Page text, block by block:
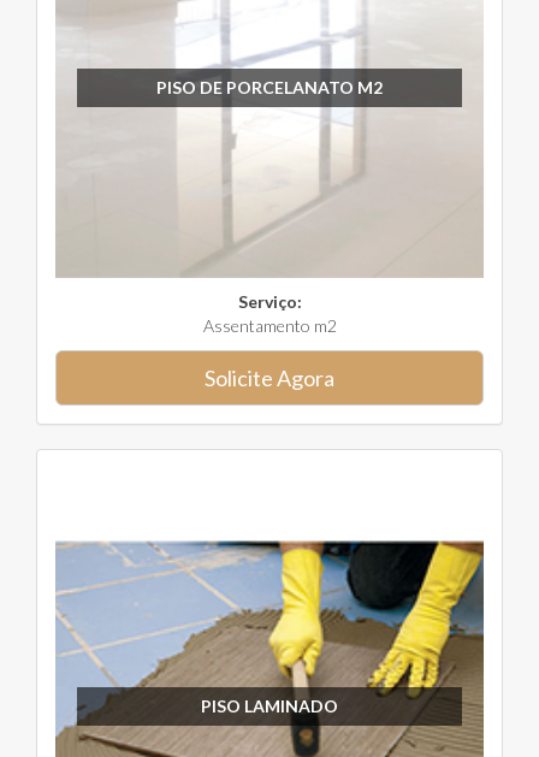
PISO DE PORCELANATO M2
Serviço:
Assentamento m2
Solicite Agora
PISO LAMINADO